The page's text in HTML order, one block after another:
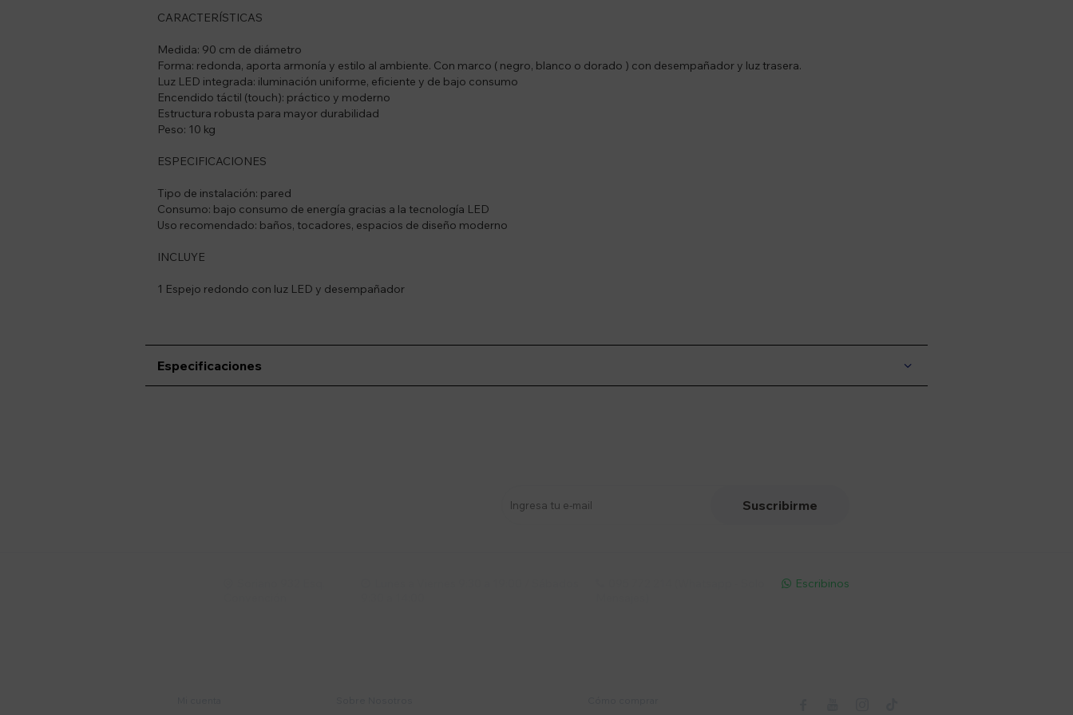
CARACTERÍSTICAS
Medida: 90 cm de diámetro
Forma: redonda, aporta armonía y estilo al ambiente. Con marco ( negro, blanco o dorado ) con desempañador y luz trasera.
Luz LED integrada: iluminación uniforme, eficiente y de bajo consumo
Encendido táctil (touch): práctico y moderno
Estructura robusta para mayor durabilidad
Peso: 10 kg
ESPECIFICACIONES
Tipo de instalación: pared
Consumo: bajo consumo de energía gracias a la tecnología LED
Uso recomendado: baños, tocadores, espacios de diseño moderno
INCLUYE
1 Espejo redondo con luz LED y desempañador
Especificaciones
Suscribirme
 Escribinos